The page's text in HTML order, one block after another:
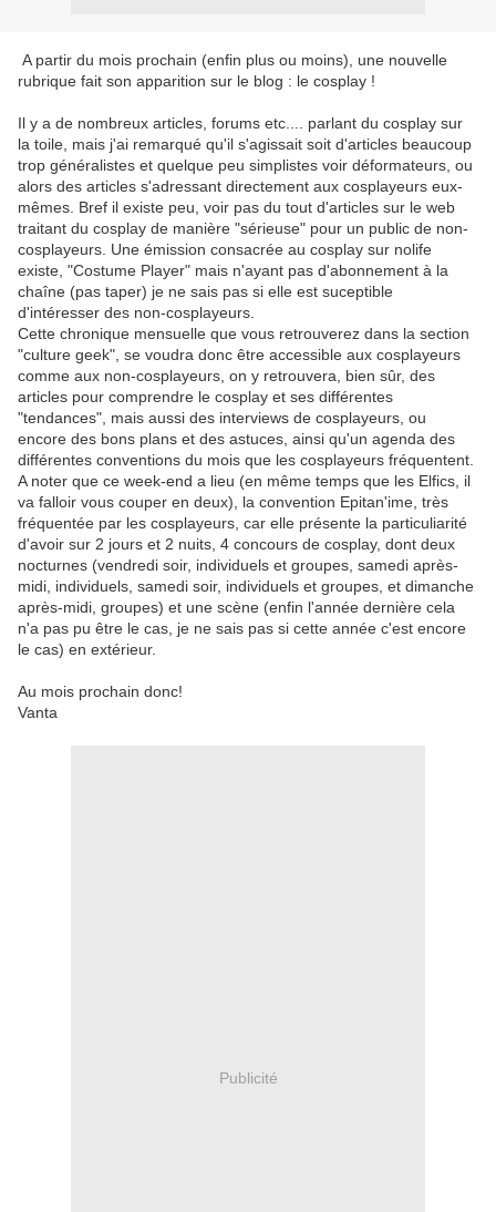
A partir du mois prochain (enfin plus ou moins), une nouvelle
rubrique fait son apparition sur le blog : le cosplay !
Il y a de nombreux articles, forums etc.... parlant du cosplay sur
la toile, mais j'ai remarqué qu'il s'agissait soit d'articles beaucoup
trop généralistes et quelque peu simplistes voir déformateurs, ou
alors des articles s'adressant directement aux cosplayeurs eux-
mêmes. Bref il existe peu, voir pas du tout d'articles sur le web
traitant du cosplay de manière "sérieuse" pour un public de non-
cosplayeurs. Une émission consacrée au cosplay sur nolife
existe, "Costume Player" mais n'ayant pas d'abonnement à la
chaîne (pas taper) je ne sais pas si elle est suceptible
d'intéresser des non-cosplayeurs.
Cette chronique mensuelle que vous retrouverez dans la section
"culture geek", se voudra donc être accessible aux cosplayeurs
comme aux non-cosplayeurs, on y retrouvera, bien sûr, des
articles pour comprendre le cosplay et ses différentes
"tendances", mais aussi des interviews de cosplayeurs, ou
encore des bons plans et des astuces, ainsi qu'un agenda des
différentes conventions du mois que les cosplayeurs fréquentent.
A noter que ce week-end a lieu (en même temps que les Elfics, il
va falloir vous couper en deux), la convention Epitan'ime, très
fréquentée par les cosplayeurs, car elle présente la particuliarité
d'avoir sur 2 jours et 2 nuits, 4 concours de cosplay, dont deux
nocturnes (vendredi soir, individuels et groupes, samedi après-
midi, individuels, samedi soir, individuels et groupes, et dimanche
après-midi, groupes) et une scène (enfin l'année dernière cela
n'a pas pu être le cas, je ne sais pas si cette année c'est encore
le cas) en extérieur.
Au mois prochain donc!
Vanta
Publicité